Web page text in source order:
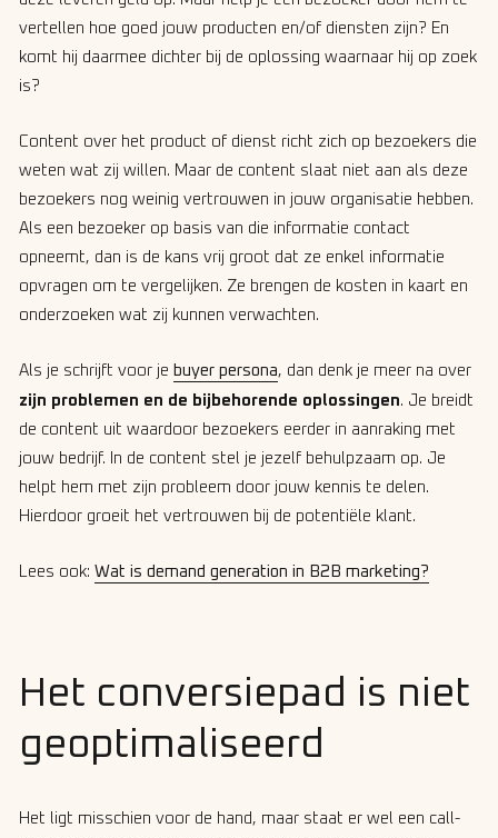
vertellen hoe goed jouw producten en/of diensten zijn? En
komt hij daarmee dichter bij de oplossing waarnaar hij op zoek
is?
Content over het product of dienst richt zich op bezoekers die
weten wat zij willen. Maar de content slaat niet aan als deze
bezoekers nog weinig vertrouwen in jouw organisatie hebben.
Als een bezoeker op basis van die informatie contact
opneemt, dan is de kans vrij groot dat ze enkel informatie
opvragen om te vergelijken. Ze brengen de kosten in kaart en
onderzoeken wat zij kunnen verwachten.
Als je schrijft voor je buyer persona, dan denk je meer na over
zijn problemen en de bijbehorende oplossingen. Je breidt
de content uit waardoor bezoekers eerder in aanraking met
jouw bedrijf. In de content stel je jezelf behulpzaam op. Je
helpt hem met zijn probleem door jouw kennis te delen.
Hierdoor groeit het vertrouwen bij de potentiële klant.
Lees ook: Wat is demand generation in B2B marketing?
Het conversiepad is niet
geoptimaliseerd
Het ligt misschien voor de hand, maar staat er wel een call-